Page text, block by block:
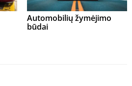
Automobilių žymėjimo
būdai